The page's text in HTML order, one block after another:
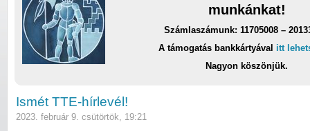
munkánkat!
Számlaszámunk: 11705008 –
A támogatás bankkártyával itt
Nagyon köszönjük.
Ismét TTE-hírlevél!
2023. február 9. csütörtök, 19:21